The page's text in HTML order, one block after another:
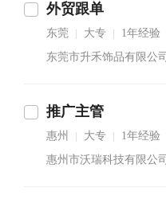
外贸跟单
东莞 大专 1年经验
东莞市升禾饰品有限公司
推广主管
惠州 大专 1年经验
惠州市沃瑞科技有限公司